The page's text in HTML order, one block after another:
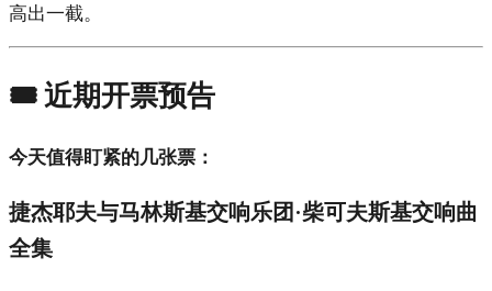
高出一截。
🎟️ 近期开票预告
今天值得盯紧的几张票：
捷杰耶夫与马林斯基交响乐团·柴可夫斯基交响曲
全集